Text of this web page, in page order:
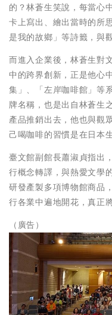
的？林蒼生笑說，每當心
卡上寫出、繪出當時的所
是我的故鄉」等詩籤，與
而進入企業後，林蒼生對
中的跨界創新，正是他心
集」、「左岸咖啡館」等
牌名稱，也是出自林蒼生
產品推銷出去，他也與觀
己喝咖啡的習慣是在日本
臺文館副館長蕭淑貞指出
行概念轉譯，與熱愛文學
研發產製多項博物館商品
行各業中遍地開花，真正
（廣告）